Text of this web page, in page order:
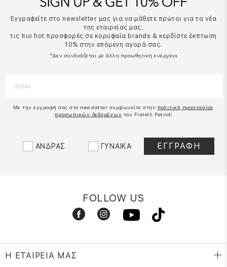
Εγγραφείτε στο newsletter μας για να μάθετε πρώτοι για τα νέα
της εταιρείας μας,
τις πιο hot προσφορές σε κορυφαία brands & κερδίστε έκπτωση
10% στην επόμενη αγορά σας.
*Δεν συνδυάζεται με άλλη προωθητική ενέργεια
Με την εγγραφή σας στο newsletter συμφωνείτε στην πολιτική προστασίας
προσωπικών δεδομένων του Fratelli Petridi
ΑΝΔΡΑΣ ΓΥΝΑΙΚΑ
FOLLOW US
Η ΕΤΑΙΡΕΙΑ ΜΑΣ